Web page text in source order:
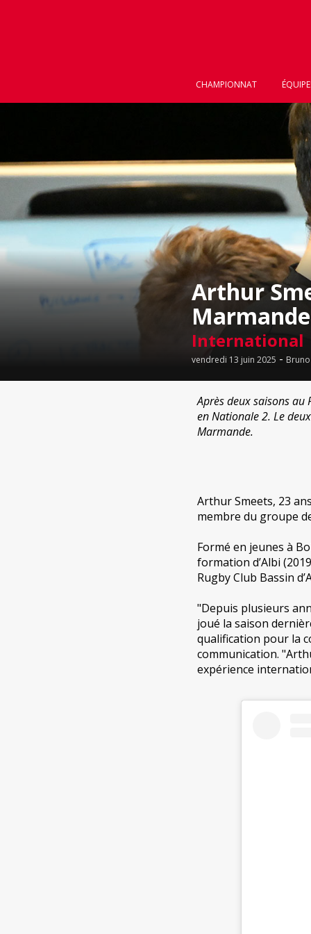
CHAMPIONNAT
Arthur
Marmande
International
vendredi 13 juin 2025 -
Après deux saisons au
en Nationale 2. Le
Marmande.
Arthur Smeets, 23
membre du groupe
Formé en jeunes à
formation d’Albi
Rugby Club Bassin
"Depuis plusieurs
joué la saison
qualification pour la
communication.
expérience